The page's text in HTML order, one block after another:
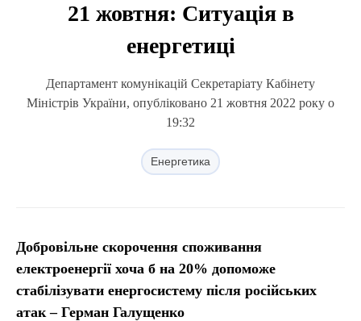
21 жовтня: Ситуація в
енергетиці
Департамент комунікацій Секретаріату Кабінету
Міністрів України, опубліковано 21 жовтня 2022 року о
19:32
Енергетика
Добровільне скорочення споживання
електроенергії хоча б на 20% допоможе
стабілізувати енергосистему після російських
атак – Герман Галущенко